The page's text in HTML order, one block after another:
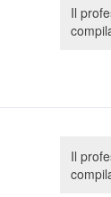
Il
Il